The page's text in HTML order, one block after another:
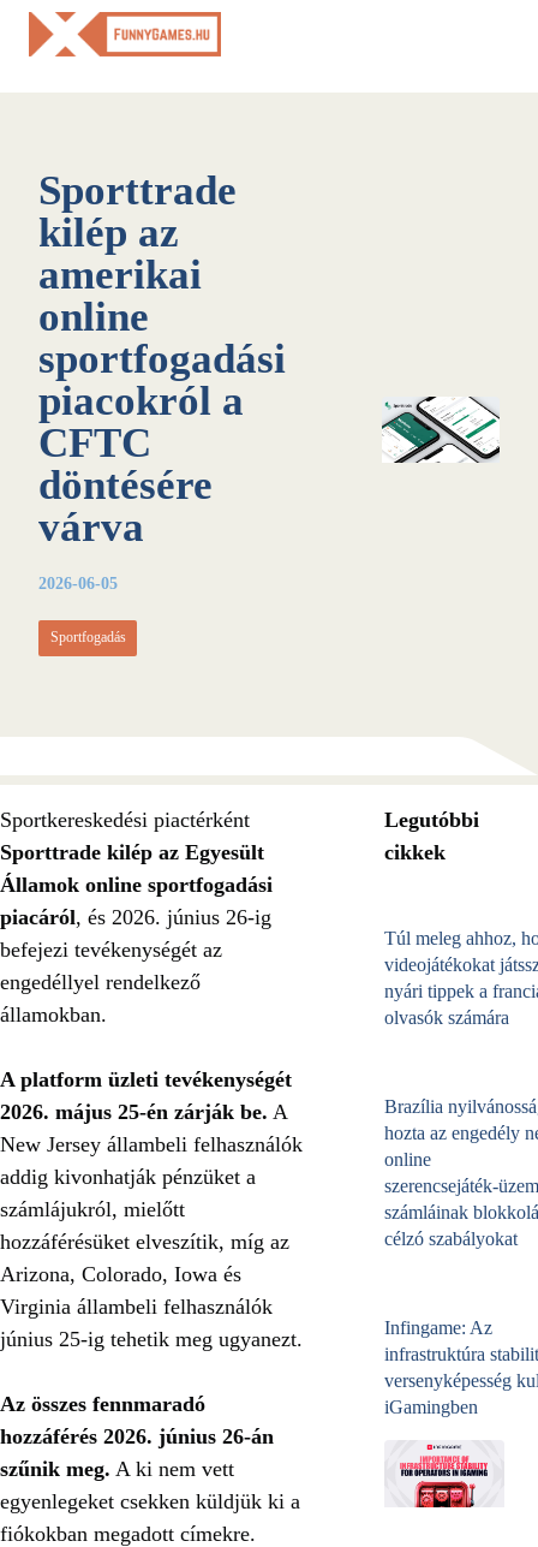
Skip
Sporttrade
kilép az
amerikai
online
sportfogadási
piacokról a
CFTC
döntésére
várva
2026-06-05
Sportfogadás
Sportkereskedési piactérként
Sporttrade kilép az Egyesült
Államok online sportfogadási
piacáról, és 2026. június 26-ig
befejezi tevékenységét az
engedéllyel rendelkező
államokban.
A platform üzleti tevékenységét
2026. május 25-én zárják be. A
New Jersey állambeli felhasználók
addig kivonhatják pénzüket a
számlájukról, mielőtt
hozzáférésüket elveszítik, míg az
Arizona, Colorado, Iowa és
Virginia állambeli felhasználók
június 25-ig tehetik meg ugyanezt.
Az összes fennmaradó
hozzáférés 2026. június 26-án
szűnik meg. A ki nem vett
egyenlegeket csekken küldjük ki a
fiókokban megadott címekre.
Legutóbbi
cikkek
Túl meleg ahhoz,
videojátékokat
nyári tippek a
olvasók számára
Brazília
hozta az engedély
online
számláinak
célzó szabályokat
Infingame: Az
infrastruktúra
versenyképesség
iGamingben